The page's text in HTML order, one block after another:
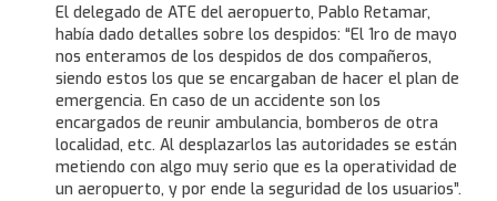
El delegado de ATE del aeropuerto, Pablo Retamar,
había dado detalles sobre los despidos: “El 1ro de mayo
nos enteramos de los despidos de dos compañeros,
siendo estos los que se encargaban de hacer el plan de
emergencia. En caso de un accidente son los
encargados de reunir ambulancia, bomberos de otra
localidad, etc. Al desplazarlos las autoridades se están
metiendo con algo muy serio que es la operatividad de
un aeropuerto, y por ende la seguridad de los usuarios”.